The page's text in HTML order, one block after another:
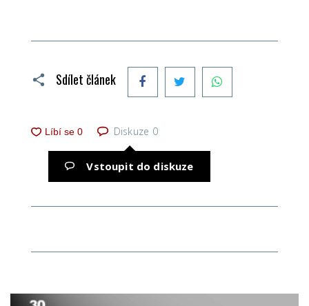
Sdílet článek FacebookTwitter
Diskuze 0
Vstoupit do diskuze